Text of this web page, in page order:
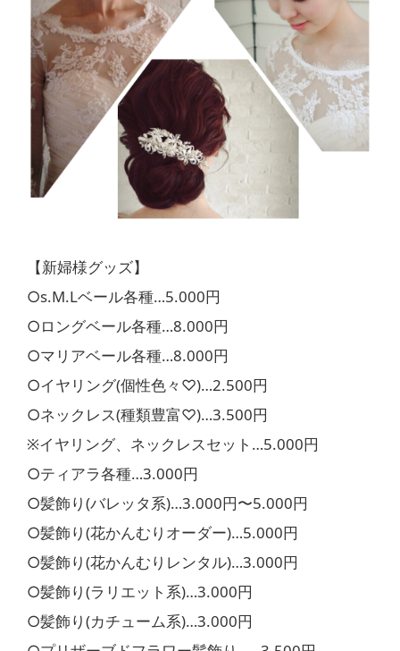
【新婦様グッズ】
○s.M.Lベール各種…5.000円
○ロングベール各種…8.000円
○マリアベール各種…8.000円
○イヤリング(個性色々♡)…2.500円
○ネックレス(種類豊富♡)…3.500円
※イヤリング、ネックレスセット…5.000円
○ティアラ各種…3.000円
○髪飾り(バレッタ系)…3.000円〜5.000円
○髪飾り(花かんむりオーダー)…5.000円
○髪飾り(花かんむりレンタル)…3.000円
○髪飾り(ラリエット系)…3.000円
○髪飾り(カチューム系)…3.000円